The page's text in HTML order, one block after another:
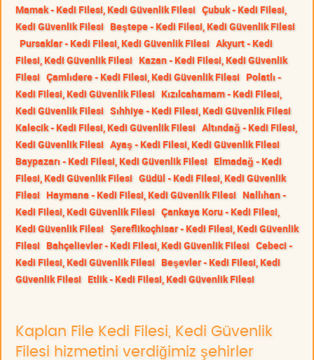
Mamak - Kedi Filesi, Kedi Güvenlik Filesi Çubuk - Kedi Filesi,
Kedi Güvenlik Filesi Beştepe - Kedi Filesi, Kedi Güvenlik Filesi
Pursaklar - Kedi Filesi, Kedi Güvenlik Filesi Akyurt - Kedi
Filesi, Kedi Güvenlik Filesi Kazan - Kedi Filesi, Kedi Güvenlik
Filesi Çamlıdere - Kedi Filesi, Kedi Güvenlik Filesi Polatlı -
Kedi Filesi, Kedi Güvenlik Filesi Kızılcahamam - Kedi Filesi,
Kedi Güvenlik Filesi Sıhhiye - Kedi Filesi, Kedi Güvenlik Filesi
Kalecik - Kedi Filesi, Kedi Güvenlik Filesi Altındağ - Kedi Filesi,
Kedi Güvenlik Filesi Ayaş - Kedi Filesi, Kedi Güvenlik Filesi
Baypazarı - Kedi Filesi, Kedi Güvenlik Filesi Elmadağ - Kedi
Filesi, Kedi Güvenlik Filesi Güdül - Kedi Filesi, Kedi Güvenlik
Filesi Haymana - Kedi Filesi, Kedi Güvenlik Filesi Nallıhan -
Kedi Filesi, Kedi Güvenlik Filesi Çankaya Koru - Kedi Filesi,
Kedi Güvenlik Filesi Şereflikoçhisar - Kedi Filesi, Kedi Güvenlik
Filesi Bahçelievler - Kedi Filesi, Kedi Güvenlik Filesi Cebeci -
Kedi Filesi, Kedi Güvenlik Filesi Beşevler - Kedi Filesi, Kedi
Güvenlik Filesi Etlik - Kedi Filesi, Kedi Güvenlik Filesi
Kaplan File Kedi Filesi, Kedi Güvenlik
Filesi hizmetini verdiğimiz şehirler